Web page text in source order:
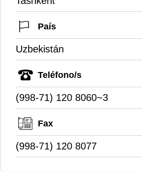
País
Uzbekistán
Teléfono/s
(998-71) 120 8060~3
Fax
(998-71) 120 8077